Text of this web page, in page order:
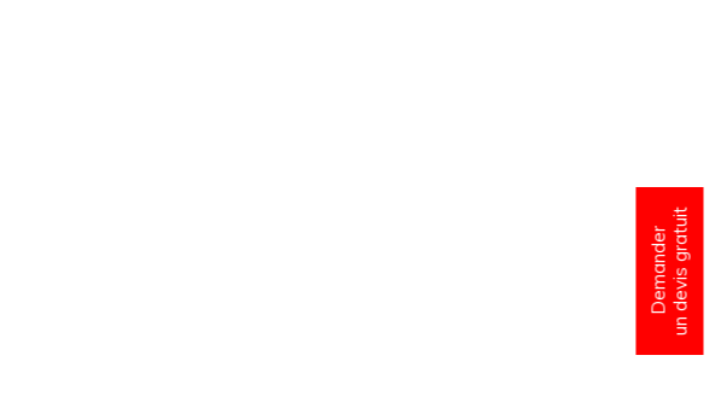
Demanderun devis gratuit